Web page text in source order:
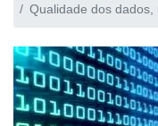
Qualidade dos